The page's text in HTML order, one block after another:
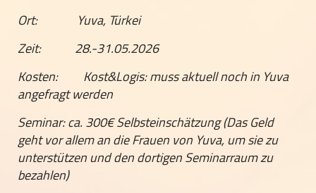
Ort: Yuva, Türkei
Zeit: 28.-31.05.2026
Kosten: Kost&Logis: muss aktuell noch in Yuva
angefragt werden
Seminar: ca. 300€ Selbsteinschätzung (Das Geld
geht vor allem an die Frauen von Yuva, um sie zu
unterstützen und den dortigen Seminarraum zu
bezahlen)